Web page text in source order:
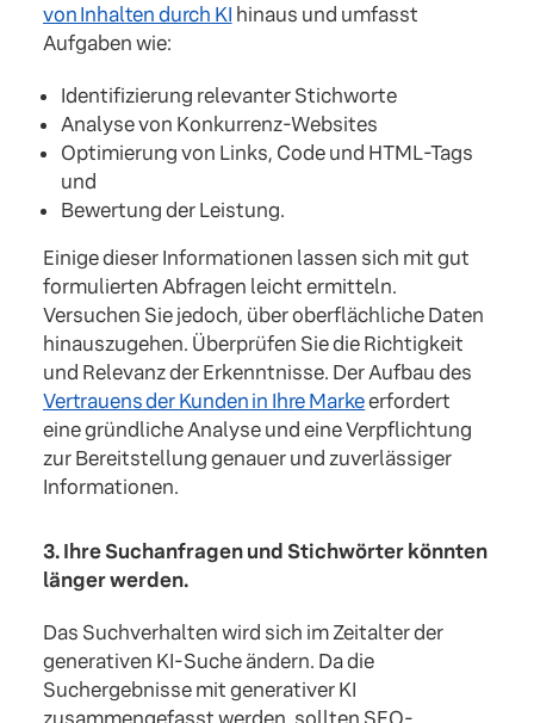
von Inhalten durch KI hinaus und umfasst
Aufgaben wie:
Identifizierung relevanter Stichworte
Analyse von Konkurrenz-Websites
Optimierung von Links, Code und HTML-Tags
und
Bewertung der Leistung.
Einige dieser Informationen lassen sich mit gut
formulierten Abfragen leicht ermitteln.
Versuchen Sie jedoch, über oberflächliche Daten
hinauszugehen. Überprüfen Sie die Richtigkeit
und Relevanz der Erkenntnisse. Der Aufbau des
Vertrauens der Kunden in Ihre Markeerfordert
eine gründliche Analyse und eine Verpflichtung
zur Bereitstellung genauer und zuverlässiger
Informationen.
3. Ihre Suchanfragen und Stichwörter könnten
länger werden.
Das Suchverhalten wird sich im Zeitalter der
generativen KI-Suche ändern. Da die
Suchergebnisse mit generativer KI